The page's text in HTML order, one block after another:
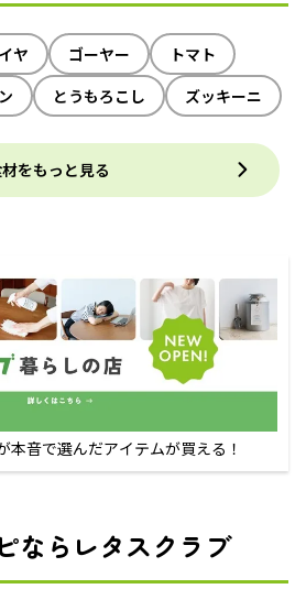
ヤ ゴーヤー
トマト
とうもろこし ズッキーニ
をもっと見る
本音で選んだアイテムが買える！
ならレタスクラブ